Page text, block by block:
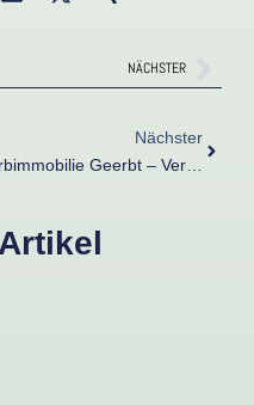
NÄCHSTER
Nächster
Erbimmobilie Geerbt – Verkaufen Oder Behalten? Was 2025 Wichtig Ist